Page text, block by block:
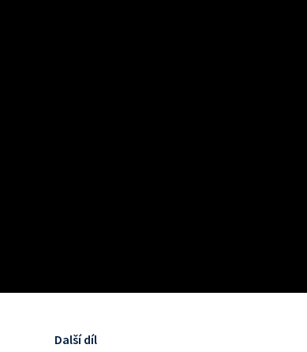
Další díl